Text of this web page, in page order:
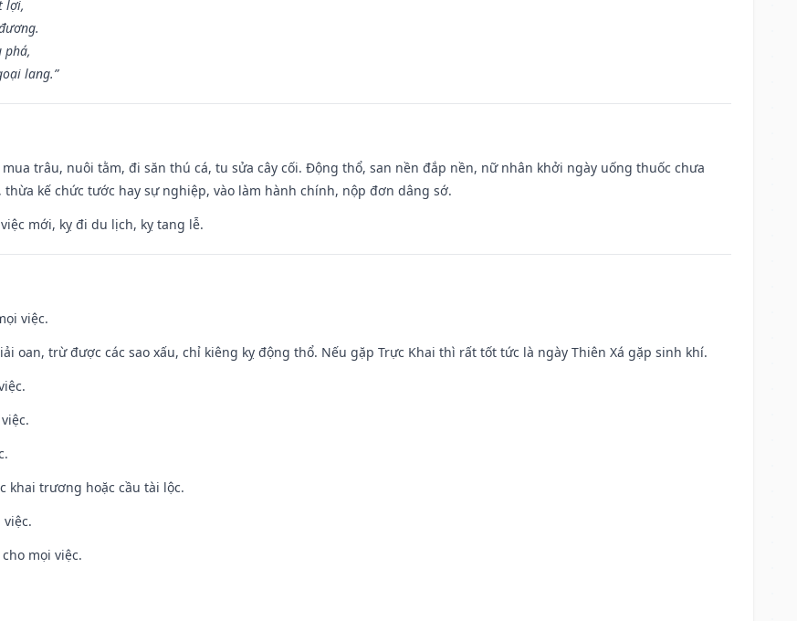
lợi,
phá,
lang.”
mua trâu, nuôi tằm, đi săn thú cá, tu sửa cây cối. Động thổ, san nền đắp nền, nữ nhân khởi ngày uống thuốc chưa
kế chức tước hay sự nghiệp, vào làm hành chính, nộp đơn dâng sớ.
mới, kỵ đi du lịch, kỵ tang lễ.
việc.
oan, trừ được các sao xấu, chỉ kiêng kỵ động thổ. Nếu gặp Trực Khai thì rất tốt tức là ngày Thiên Xá gặp sinh khí.
khai trương hoặc cầu tài lộc.
việc.
mọi việc.